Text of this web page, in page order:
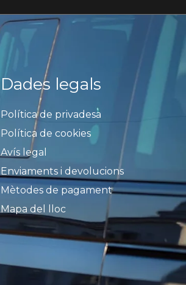
Dades legals
Política de privadesa
Política de cookies
Avís legal
Enviaments i devolucions
Mètodes de pagament
Mapa del lloc